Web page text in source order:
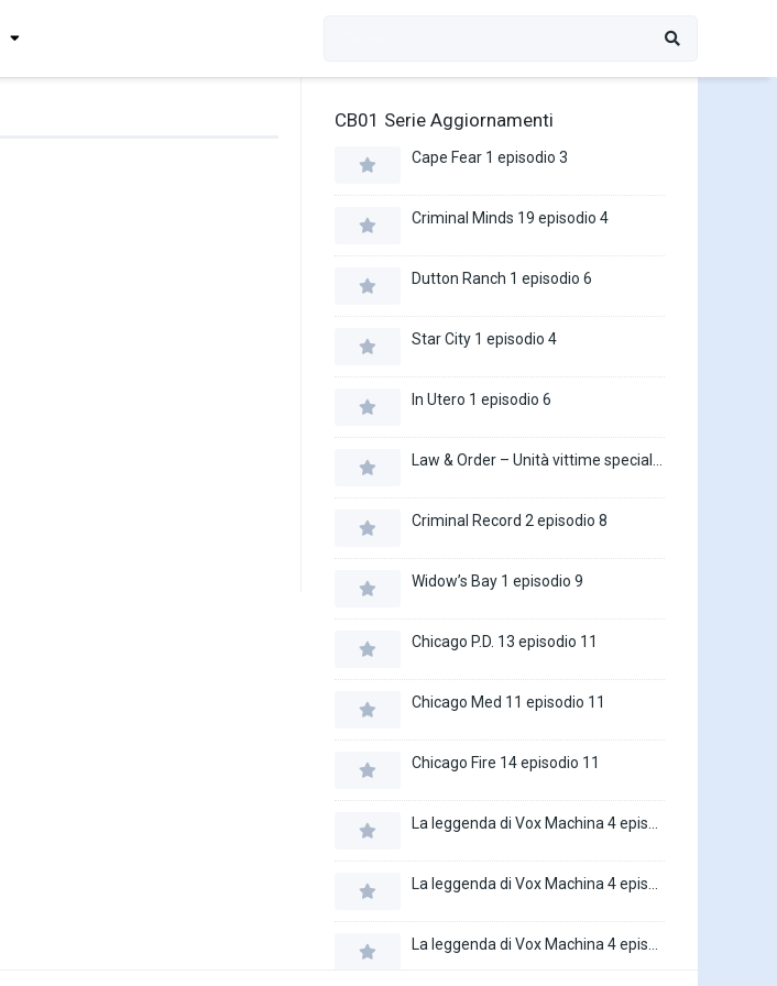
CB01 Serie Aggiornamenti
Cape Fear 1 episodio 3
Criminal Minds 19 episodio 4
Dutton Ranch 1 episodio 6
Star City 1 episodio 4
In Utero 1 episodio 6
Criminal Record 2 episodio 8
Widow’s Bay 1 episodio 9
Chicago P.D. 13 episodio 11
Chicago Med 11 episodio 11
Chicago Fire 14 episodio 11